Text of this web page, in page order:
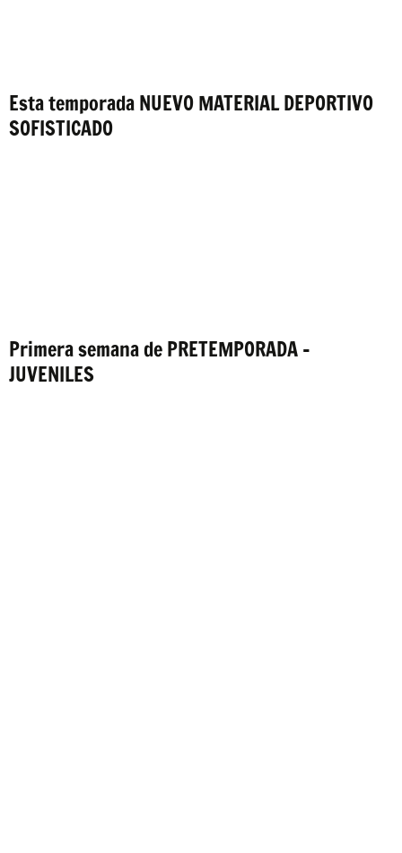
Esta temporada NUEVO MATERIAL DEPORTIVO
SOFISTICADO
Primera semana de PRETEMPORADA –
JUVENILES